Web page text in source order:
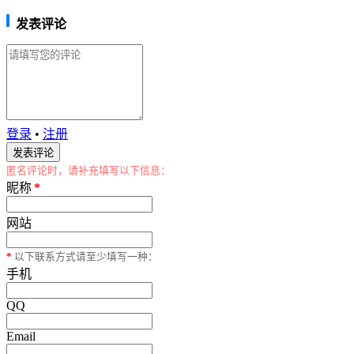
发表评论
登录 • 注册
匿名评论时，请补充填写以下信息：
昵称*
网站
* 以下联系方式请至少填写一种：
手机
QQ
Email